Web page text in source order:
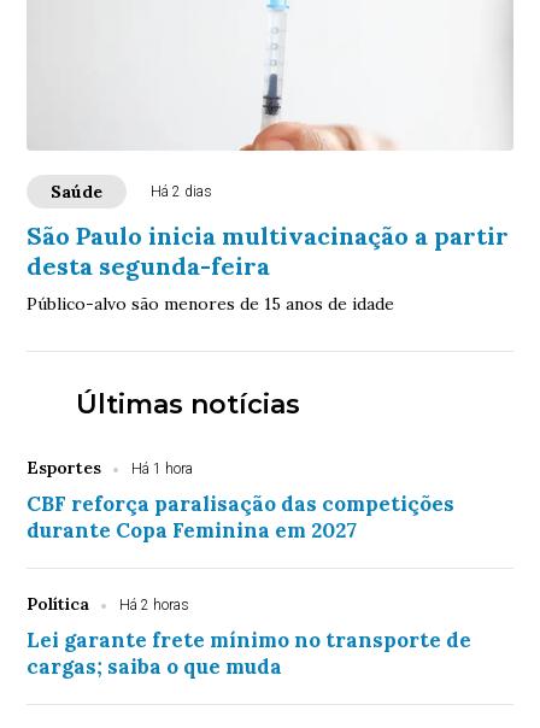
Saúde Há 2 dias
São Paulo inicia multivacinação a partir
desta segunda-feira
Público-alvo são menores de 15 anos de idade
Últimas notícias
Esportes Há 1 hora
CBF reforça paralisação das competições
durante Copa Feminina em 2027
Política Há 2 horas
Lei garante frete mínimo no transporte de
cargas; saiba o que muda